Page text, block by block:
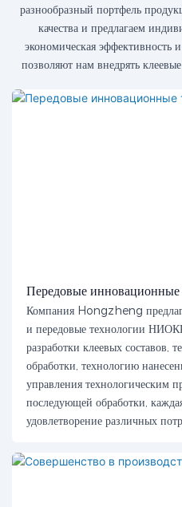
разнообразный портфель
качества и предлагаем
экономическая
позволяют нам внедрять
Передовые инновационные
Компания Hongzheng
и передовые технологии
разработки клеевых составов,
обработки, технологию
управления технологическим
последующей обработки,
удовлетворение различных